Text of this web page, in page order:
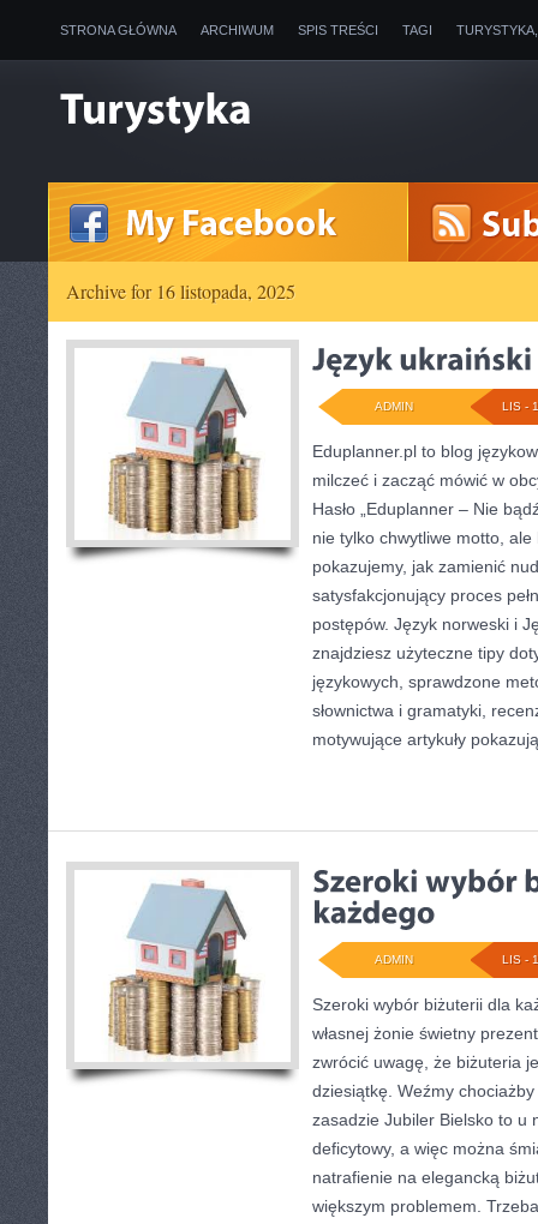
STRONA GŁÓWNA ARCHIWUM SPIS TREŚCI TAGI
Archive for 16 listopada, 2025
LIS -
ADMIN
Eduplanner.pl to blog
milczeć i zacząć mówić w
Hasło „Eduplanner – Nie
nie tylko chwytliwe motto,
pokazujemy, jak zamienić
satysfakcjonujący proces
postępów. Język norweski i
znajdziesz użyteczne tipy
językowych, sprawdzone
słownictwa i gramatyki,
motywujące artykuły
LIS -
ADMIN
Szeroki wybór biżuterii dla
własnej żonie świetny
zwrócić uwagę, że biżuteria
dziesiątkę. Weźmy
zasadzie Jubiler Bielsko to u
deficytowy, a więc można
natrafienie na elegancką
większym problemem.